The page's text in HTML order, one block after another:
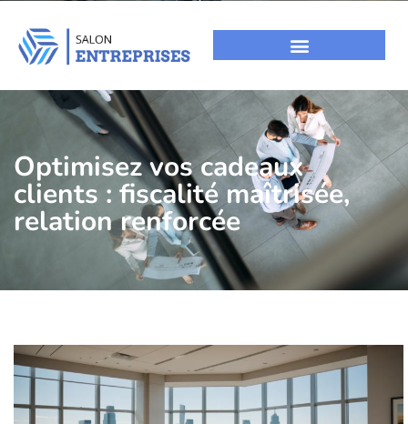
Optimisez vos cadeaux
clients : fiscalité maîtrisée,
relation renforcée